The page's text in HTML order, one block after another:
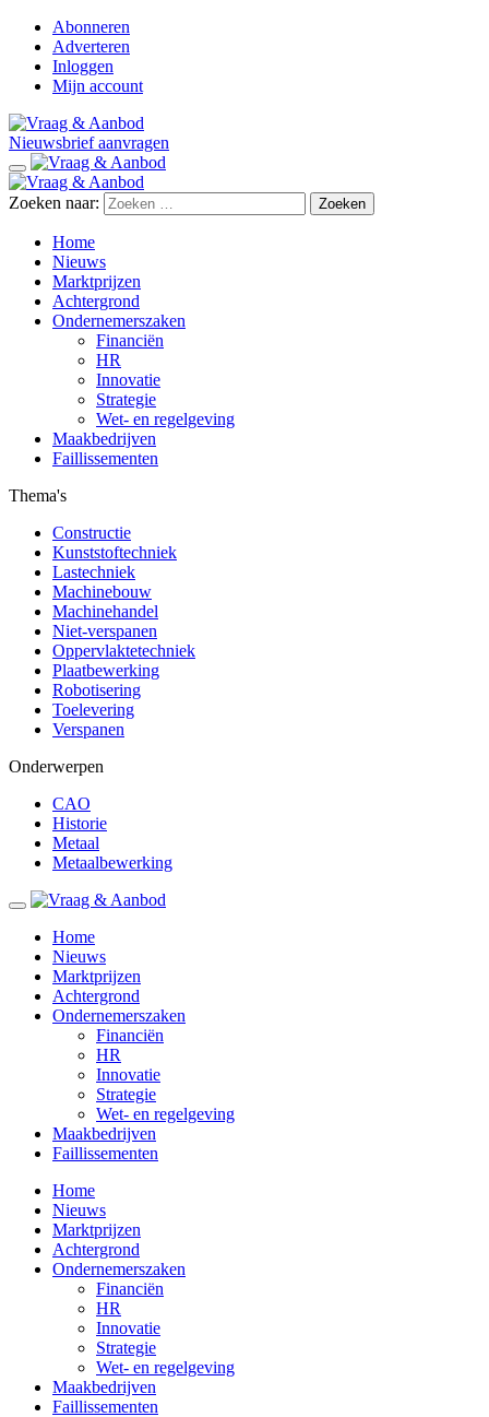
Abonneren
Adverteren
Inloggen
Mijn account
Nieuwsbrief aanvragen
Zoeken naar:
Home
Nieuws
Marktprijzen
Achtergrond
Ondernemerszaken
Financiën
HR
Innovatie
Strategie
Wet- en regelgeving
Maakbedrijven
Faillissementen
Thema's
Constructie
Kunststoftechniek
Lastechniek
Machinebouw
Machinehandel
Niet-verspanen
Oppervlaktetechniek
Plaatbewerking
Robotisering
Toelevering
Verspanen
Onderwerpen
CAO
Historie
Metaal
Metaalbewerking
Home
Nieuws
Marktprijzen
Achtergrond
Ondernemerszaken
Financiën
HR
Innovatie
Strategie
Wet- en regelgeving
Maakbedrijven
Faillissementen
Home
Nieuws
Marktprijzen
Achtergrond
Ondernemerszaken
Financiën
HR
Innovatie
Strategie
Wet- en regelgeving
Maakbedrijven
Faillissementen